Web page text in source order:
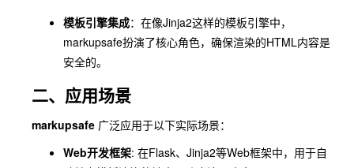
模板引擎集成：在像Jinja2这样的模板引擎中，
markupsafe扮演了核心角色，确保渲染的HTML内容是
安全的。
二、应用场景
markupsafe 广泛应用于以下实际场景：
Web开发框架: 在Flask、Jinja2等Web框架中，用于自